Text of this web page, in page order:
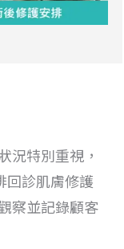
況特別重視，
回診肌膚修護
察並記錄顧客